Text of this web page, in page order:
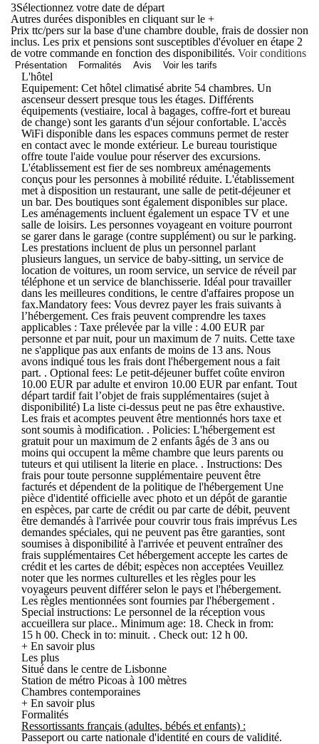
3Sélectionnez votre date de départ
Autres durées disponibles en cliquant sur le +
Prix ttc/pers sur la base d'une chambre double, frais de dossier non
inclus. Les prix et pensions sont susceptibles d'évoluer en étape 2
de votre commande en fonction des disponibilités. Voir conditions
Présentation Formalités Avis Voir les tarifs
L'hôtel
Equipement: Cet hôtel climatisé abrite 54 chambres. Un
ascenseur dessert presque tous les étages. Différents
équipements (vestiaire, local à bagages, coffre-fort et bureau
de change) sont les garants d'un séjour confortable. L'accès
WiFi disponible dans les espaces communs permet de rester
en contact avec le monde extérieur. Le bureau touristique
offre toute l'aide voulue pour réserver des excursions.
L'établissement est fier de ses nombreux aménagements
conçus pour les personnes à mobilité réduite. L'établissement
met à disposition un restaurant, une salle de petit-déjeuner et
un bar. Des boutiques sont également disponibles sur place.
Les aménagements incluent également un espace TV et une
salle de loisirs. Les personnes voyageant en voiture pourront
se garer dans le garage (contre supplément) ou sur le parking.
Les prestations incluent de plus un personnel parlant
plusieurs langues, un service de baby-sitting, un service de
location de voitures, un room service, un service de réveil par
téléphone et un service de blanchisserie. Idéal pour travailler
dans les meilleures conditions, le centre d'affaires propose un
fax.Mandatory fees: Vous devrez payer les frais suivants à
l’hébergement. Ces frais peuvent comprendre les taxes
applicables : Taxe prélevée par la ville : 4.00 EUR par
personne et par nuit, pour un maximum de 7 nuits. Cette taxe
ne s'applique pas aux enfants de moins de 13 ans. Nous
avons indiqué tous les frais dont l'hébergement nous a fait
part. . Optional fees: Le petit-déjeuner buffet coûte environ
10.00 EUR par adulte et environ 10.00 EUR par enfant. Tout
départ tardif fait l’objet de frais supplémentaires (sujet à
disponibilité) La liste ci-dessus peut ne pas être exhaustive.
Les frais et acomptes peuvent être mentionnés hors taxe et
sont soumis à modification. . Policies: L'hébergement est
gratuit pour un maximum de 2 enfants âgés de 3 ans ou
moins qui occupent la même chambre que leurs parents ou
tuteurs et qui utilisent la literie en place. . Instructions: Des
frais pour toute personne supplémentaire peuvent être
facturés et dépendent de la politique de l'hébergement Une
pièce d'identité officielle avec photo et un dépôt de garantie
en espèces, par carte de crédit ou par carte de débit, peuvent
être demandés à l'arrivée pour couvrir tous frais imprévus Les
demandes spéciales, qui ne peuvent pas être garanties, sont
soumises à disponibilité à l'arrivée et peuvent entraîner des
frais supplémentaires Cet hébergement accepte les cartes de
crédit et les cartes de débit; espèces non acceptées Veuillez
noter que les normes culturelles et les règles pour les
voyageurs peuvent différer selon le pays et l'hébergement.
Les règles mentionnées sont fournies par l'hébergement .
Special instructions: Le personnel de la réception vous
accueillera sur place.. Minimum age: 18. Check in from:
15 h 00. Check in to: minuit. . Check out: 12 h 00.
+ En savoir plus
Les plus
Situé dans le centre de Lisbonne
Station de métro Picoas à 100 mètres
Chambres contemporaines
+ En savoir plus
Formalités
Ressortissants français (adultes, bébés et enfants) :
Passeport ou carte nationale d'identité en cours de validité.